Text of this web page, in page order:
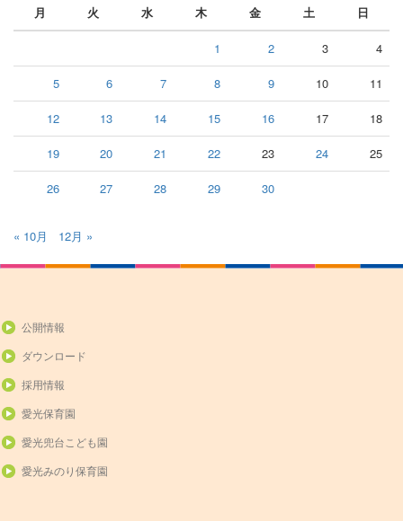
月
火 水 木 金 土 日
1 2 3 4
5 6 7 8 9 10 11
12 13 14 15 16 17 18
19 20 21 22 23 24 25
26 27 28 29 30
« 10月 12月 »
公開情報
ダウンロード
採用情報
愛光保育園
愛光兜台こども園
愛光みのり保育園